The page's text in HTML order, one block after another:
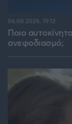
Ποιο
ανεφοδιασμό;
06.08.2026, 19:12